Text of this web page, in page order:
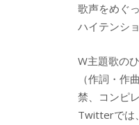
歌声をめぐ
ハイテンシ
W主題歌の
（作詞・作
禁、コンピ
Twitterでは